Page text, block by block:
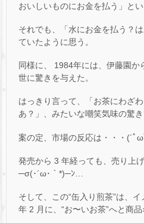
おいしいものにお金を払う」と
それでも、「水にお金を払う？
ていたように思う。
同様に、 1984年には、伊藤園か
世に驚きを与えた。
はっきり言って、「お茶にわざ
あ？」、みたいな嘲笑気味の驚き
案の定、市場の反応は・・・(´ﾟω
発売から 3 年経っても、売り上
─σ(･´ω･｀*)─ﾝ…
そして、この“缶入り煎茶”は、
年 2 月に、“お〜いお茶”へと商品